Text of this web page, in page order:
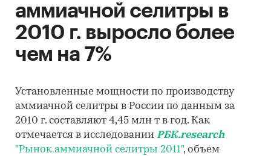
аммиачной селитры в
2010 г. выросло более
чем на 7%
Установленные мощности по производству
аммиачной селитры в России по данным за
2010 г. составляют 4,45 млн т в год. Как
отмечается в исследовании РБК.research
"Рынок аммиачной селитры 2011", объем